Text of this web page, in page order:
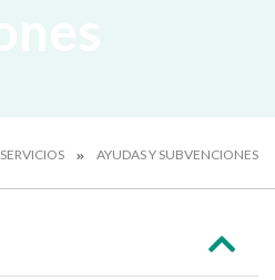
SERVICIOS AYUDAS Y SUBVENCIONES